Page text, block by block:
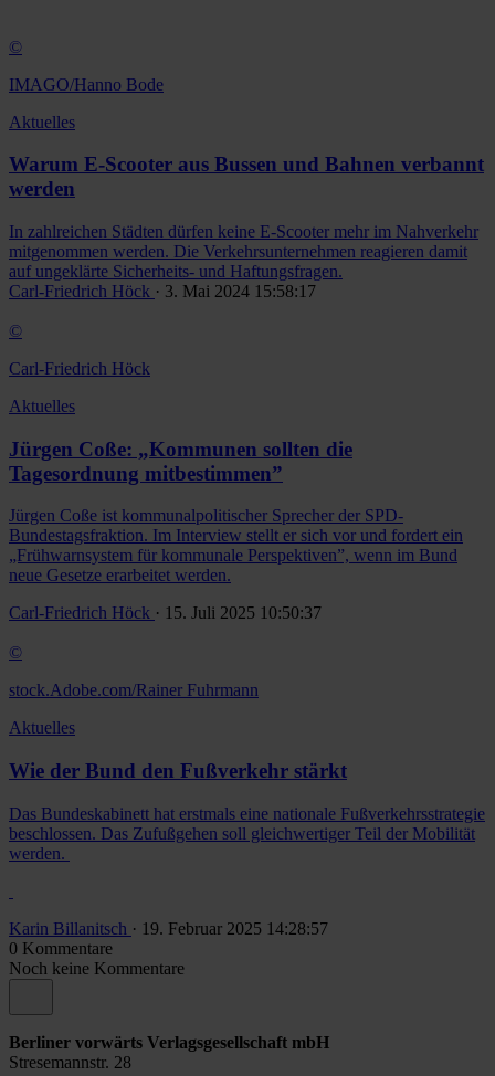
©
IMAGO/Hanno Bode
Aktuelles
Warum E-Scooter aus Bussen und Bahnen verbannt
werden
In zahlreichen Städten dürfen keine E-Scooter mehr im Nahverkehr
mitgenommen werden. Die Verkehrsunternehmen reagieren damit
auf ungeklärte Sicherheits- und Haftungsfragen.
Carl-Friedrich Höck · 3. Mai 2024 15:58:17
©
Carl-Friedrich Höck
Aktuelles
Jürgen Coße: „Kommunen sollten die
Tagesordnung mitbestimmen”
Jürgen Coße ist kommunalpolitischer Sprecher der SPD-
Bundestagsfraktion. Im Interview stellt er sich vor und fordert ein
„Frühwarnsystem für kommunale Perspektiven”, wenn im Bund
neue Gesetze erarbeitet werden.
Carl-Friedrich Höck · 15. Juli 2025 10:50:37
©
stock.Adobe.com/Rainer Fuhrmann
Aktuelles
Wie der Bund den Fußverkehr stärkt
Das Bundeskabinett hat erstmals eine nationale Fußverkehrsstrategie
beschlossen. Das Zufußgehen soll gleichwertiger Teil der Mobilität
werden.
Karin Billanitsch · 19. Februar 2025 14:28:57
0 Kommentare
Noch keine Kommentare
Berliner vorwärts Verlagsgesellschaft mbH
Stresemannstr. 28